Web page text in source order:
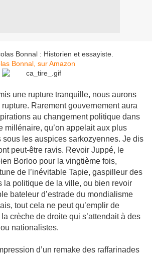
Bonnal : Historien et essayiste.
Bonnal, sur Amazon
une rupture tranquille, nous aurons
Rarement gouvernement aura
au changement politique dans
millénaire, qu’on appelait aux plus
sous les auspices sarkozyennes. Je dis
peut-être ravis. Revoir Juppé, le
Borloo pour la vingtième fois,
de l’inévitable Tapie, gaspilleur des
la politique de la ville, ou bien revoir
bateleur d’estrade du mondialisme
tout cela ne peut qu’emplir de
crèche de droite qui s’attendait à des
nationalistes.
d’un remake des raffarinades